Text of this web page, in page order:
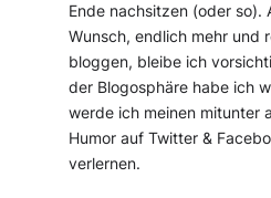
Ende nachsitzen (oder so).
Wunsch, endlich mehr und
bloggen, bleibe ich
der Blogosphäre habe ich
werde ich meinen mitunter
Humor auf Twitter &
verlernen.